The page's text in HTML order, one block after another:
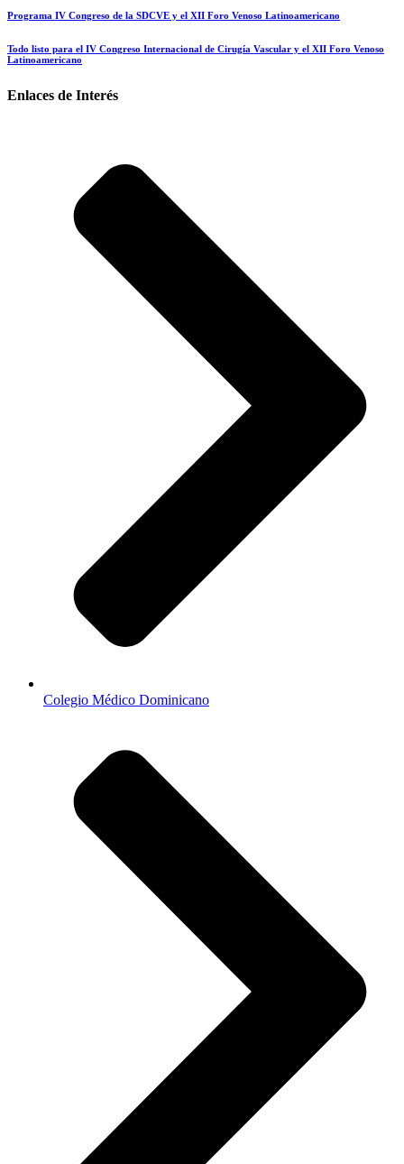
Programa IV Congreso de la SDCVE y el XII Foro Venoso Latinoamericano
Todo listo para el IV Congreso Internacional de Cirugía Vascular y el XII Foro Venoso
Latinoamericano
Enlaces de Interés
Colegio Médico Dominicano